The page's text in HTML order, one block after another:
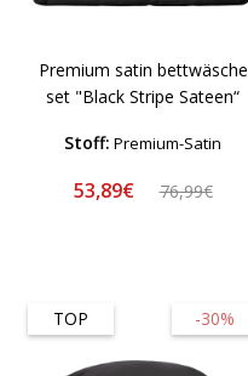
Premium satin bettwäsche
set "Black Stripe Sateen“
Stoff: Premium-Satin
53,89€ 76,99€
-30%
TOP